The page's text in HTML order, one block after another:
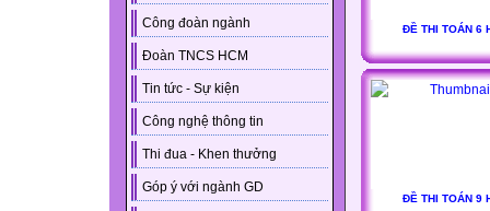
Công đoàn ngành
Đoàn TNCS HCM
Tin tức - Sự kiện
Công nghệ thông tin
Thi đua - Khen thưởng
Góp ý với ngành GD
ĐỀ THI TOÁN 6
ĐỀ THI TOÁN 9